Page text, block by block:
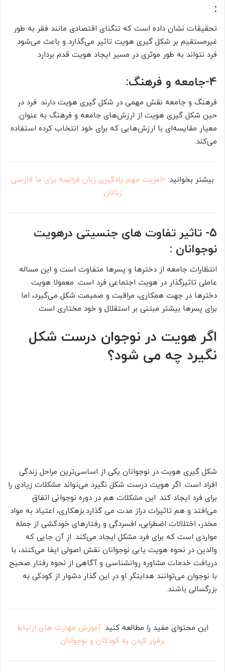
:
تحقیقات نشان داده است که تنگنای اقتصادی مانند فقر به طور
غیرمستقیم بر شکل گیری هویت تاثیر می‌گذارد و باعث می‌شود
فرد نتواند به طور موثری در مسیر ایجاد هویت قدم بردارد.
4-جامعه و فرهنگ:
فرهنگ و جامعه نقش مهمی در شکل گیری هویت دارند. فرد در
حین شکل گیری هویت از ارزش‌های جامعه و فرهنگ به عنوان
معیار مقایسه‌ای با ارزش‌هایی که برای خود انتخاب کرده استفاده
می‌کند.
بیشتر بخوانید:
10مزیت مهم یادگیری زبان فرانسه برای ما فارسی
زبانان
5- تاثیر تفاوت های جنسیتی درهویت
نوجوانان :
انتظارات جامعه از دخترها و پسرها متفاوت است و این مساله
عاملی تاثیرگذار در هویت اجتماعی فرد است. معمولا هویت
دخترها در جهت همکاری، مراقبت و صمیمت شکل می‌گیرد، اما
برای پسرها بیشتر مبتنی بر استقلال و خود مختاری است.
اگر هویت در نوجوان درست شکل
نگیرد چه می شود؟
شکل گیری هویت در نوجوانان یکی از اساسی‌ترین مراحل زندگی
افراد است. اگر هویت درست شکل نگیرد می‌تواند مشکلات زیادی را
برای فرد ایجاد کند. این مشکلات هم در دوره نوجوانی اتفاق
می‌افتد و هم تاثیرات دراز مدت می گذارد.بزهکاری، اعتیاد به مواد
مخدر، اختلالات اضطرابی، افسردگی و رفتارهای خودکشی از جمله
مواردی است که برای فرد مشکل ایجاد می‌کند. از آن جایی که
والدین در نحوه هویت یابی نوجوانان نقش اصولی ایفا می‌کنند، با
دریافت خدمات مشاوره روانشناسی و آگاهی از نحوه رفتار صحیح
با نوجوان می‌توانند هدایتگر او در این گذار دشوار از کودکی به
بزرگسالی باشند.
این محتوای مفید را مطالعه کنید: آموزش مهارت های ارتباط
برقرار کردن به کودکان و نوجوانان